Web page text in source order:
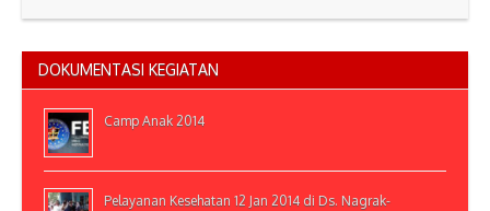
DOKUMENTASI KEGIATAN
Camp Anak 2014
Pelayanan Kesehatan 12 Jan 2014 di Ds. Nagrak-